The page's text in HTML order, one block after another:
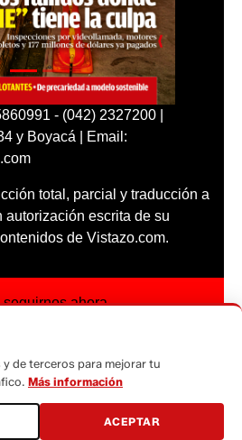
- (042) 2327200 |
y Boyacá | Email:
total, parcial y traducción a
escrita de su
de Vistazo.com.
ahora
a:
de terceros para mejorar tu
Más información
ACEPTAR